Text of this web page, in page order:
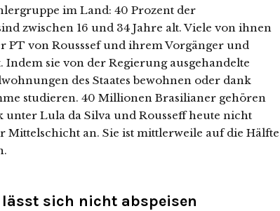
im Land: 40 Prozent der
zwischen 16 und 34 Jahre alt. Viele von ihnen
PT von Rousssef und ihrem Vorgänger und
Indem sie von der Regierung ausgehandelte
des Staates bewohnen oder dank
studieren. 40 Millionen Brasilianer gehören
Lula da Silva und Rousseff heute nicht
Mittelschicht an. Sie ist mittlerweile auf die Hälfte
sich nicht abspeisen